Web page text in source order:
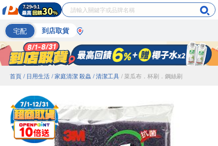
宅配 到店取貨
首頁 / 日用生活 / 家庭清潔 殺蟲 / 清潔工具 / 菜瓜布．杯刷．鋼絲刷